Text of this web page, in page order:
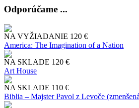
Odporúčame ...
NA VYŽIADANIE 120 €
America: The Imagination of a Nation
NA SKLADE 120 €
Art House
NA SKLADE 110 €
Biblia – Majster Pavol z Levoče